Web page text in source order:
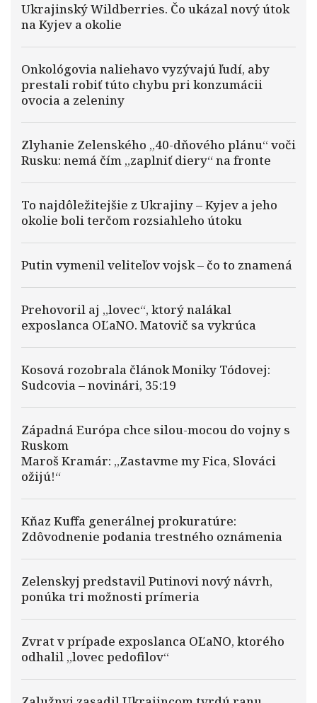
Ukrajinský Wildberries. Čo ukázal nový útok
na Kyjev a okolie
Onkológovia naliehavo vyzývajú ľudí, aby
prestali robiť túto chybu pri konzumácii
ovocia a zeleniny
Zlyhanie Zelenského „40-dňového plánu“ voči
Rusku: nemá čím „zaplniť diery“ na fronte
To najdôležitejšie z Ukrajiny – Kyjev a jeho
okolie boli terčom rozsiahleho útoku
Putin vymenil veliteľov vojsk – čo to znamená
Prehovoril aj „lovec“, ktorý nalákal
exposlanca OĽaNO. Matovič sa vykrúca
Kosová rozobrala článok Moniky Tódovej:
Sudcovia – novinári, 35:19
Západná Európa chce silou-mocou do vojny s
Ruskom
Maroš Kramár: „Zastavme my Fica, Slováci
ožijú!“
Kňaz Kuffa generálnej prokuratúre:
Zdôvodnenie podania trestného oznámenia
Zelenskyj predstavil Putinovi nový návrh,
ponúka tri možnosti prímeria
Zvrat v prípade exposlanca OĽaNO, ktorého
odhalil „lovec pedofilov“